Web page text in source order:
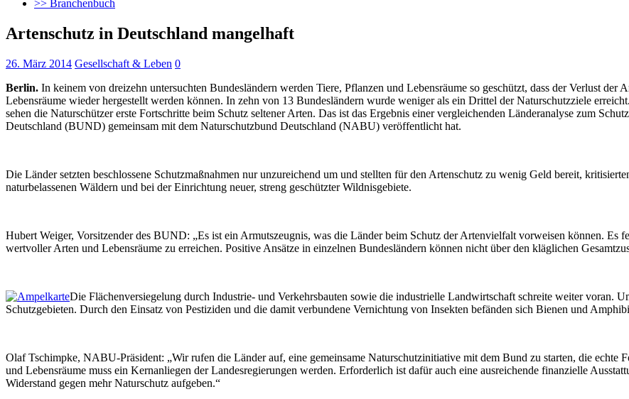
>> Branchenbuch
Artenschutz in Deutschland mangelhaft
26. März 2014 Gesellschaft & Leben 0
Berlin. In keinem von dreizehn untersuchten Bundesländern werden Tiere, Pflanzen und Lebensräume so geschützt, dass der Verlust
Lebensräume wieder hergestellt werden können. In zehn von 13 Bundesländern wurde weniger als ein Drittel der Naturschutzziele
sehen die Naturschützer erste Fortschritte beim Schutz seltener Arten. Das ist das Ergebnis einer vergleichenden Länderanalyse zum
Deutschland (BUND) gemeinsam mit dem Naturschutzbund Deutschland (NABU) veröffentlicht hat.
Die Länder setzten beschlossene Schutzmaßnahmen nur unzureichend um und stellten für den Artenschutz zu wenig Geld bereit,
naturbelassenen Wäldern und bei der Einrichtung neuer, streng geschützter Wildnisgebiete.
Hubert Weiger, Vorsitzender des BUND: „Es ist ein Armutszeugnis, was die Länder beim Schutz der Artenvielfalt vorweisen können. Es
wertvoller Arten und Lebensräume zu erreichen. Positive Ansätze in einzelnen Bundesländern können nicht über den kläglichen
Die Flächenversiegelung durch Industrie- und Verkehrsbauten sowie die industrielle Landwirtschaft schreite weiter voran.
Schutzgebieten. Durch den Einsatz von Pestiziden und die damit verbundene Vernichtung von Insekten befänden sich Bienen und
Olaf Tschimpke, NABU-Präsident: „Wir rufen die Länder auf, eine gemeinsame Naturschutzinitiative mit dem Bund zu starten, die
und Lebensräume muss ein Kernanliegen der Landesregierungen werden. Erforderlich ist dafür auch eine ausreichende finanzielle
Widerstand gegen mehr Naturschutz aufgeben.“